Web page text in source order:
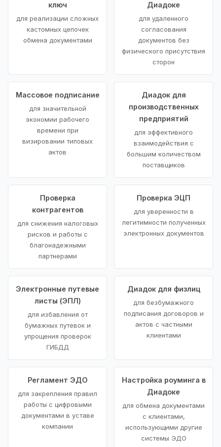
ключ
для реализации сложных
кастомных цепочек
обмена документами
Диадоке
для удаленного
согласования
документов без
физического присутствия
сторон
Массовое подписание
для значительной
экономии рабочего
времени при
визировании типовых
актов
Диадок для
производственных
предприятий
для эффективного
взаимодействия с
большим количеством
поставщиков
Проверка
контрагентов
для снижения налоговых
рисков и работы с
благонадежными
партнерами
Проверка ЭЦП
для уверенности в
легитимности полученных
электронных документов
Электронные путевые
листы (ЭПЛ)
для избавления от
бумажных путевок и
упрощения проверок
ГИБДД
Диадок для физлиц
для безбумажного
подписания договоров и
актов с частными
клиентами
Регламент ЭДО
для закрепления правил
работы с цифровыми
документами в уставе
компании
Настройка роуминга в
Диадоке
для обмена документами
с клиентами,
использующими другие
системы ЭДО